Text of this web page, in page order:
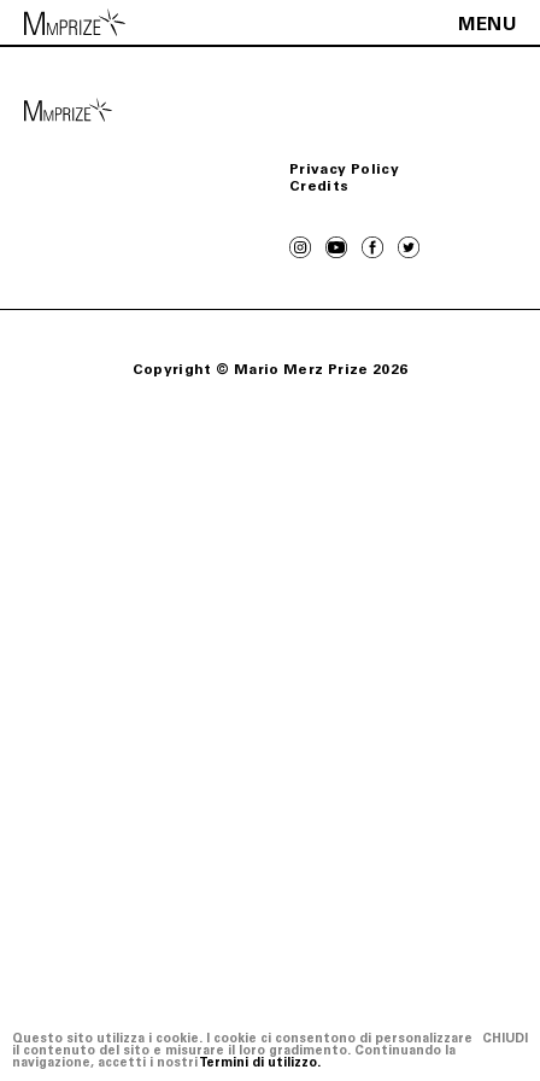
MENU
Accetto i termini descritti nella
it en
Questo sito utilizza i cookie. I cookie ci consentono di personalizzare
il contenuto del sito e misurare il loro gradimento. Continuando la
navigazione, accetti i nostriTermini di utilizzo.
CHIUDI
Privacy Policy
Credits
Copyright © Mario Merz Prize 2026